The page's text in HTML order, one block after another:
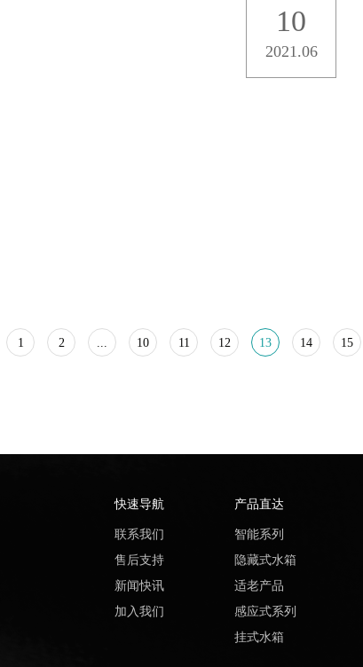
10
2021.06
1 2 10 11 12 13 14 15
快速导航
联系我们
售后支持
新闻快讯
加入我们
产品直达
智能系列
隐藏式水箱
适老产品
感应式系列
挂式水箱